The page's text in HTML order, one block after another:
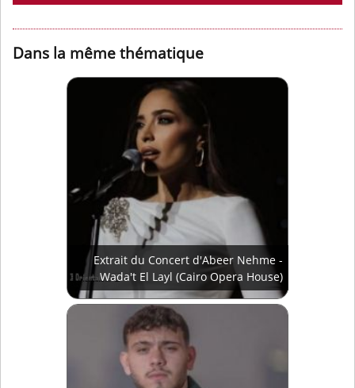
Dans la même thématique
Extrait du Concert d'Abeer Nehme -
Wada't El Layl (Cairo Opera House)